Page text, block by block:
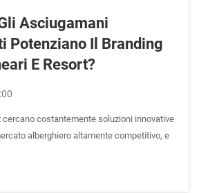
Asciugamani
Potenziano Il Branding
E Resort?
cercano costantemente soluzioni innovative
alberghiero altamente competitivo, e
si sono rivelati uno degli strumenti di
Questi tessuti personalizzati